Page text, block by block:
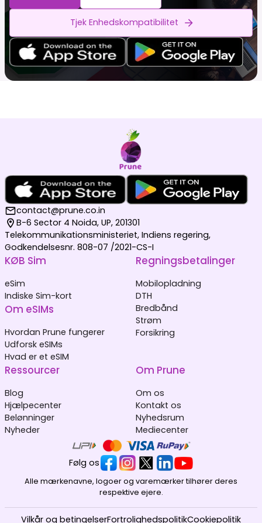
Tjek Enhedskompatibilitet
contact@prune.co.in
B-6 Sector 4 Noida, UP, 201301
Telekommunikationsministeriet, Indiens regering,
Godkendelsesnr. 808-07 /2021-CS-I
KØB Sim
eSim
Indiske Sim-kort
Om eSIMs
Hvordan Prune fungerer
Udforsk eSIMs
Hvad er et eSIM
Regningsbetalinger
Mobilopladning
DTH
Bredbånd
Strøm
Forsikring
Ressourcer
Blog
Hjælpecenter
Belønninger
Nyheder
Om Prune
Om os
Kontakt os
Nyhedsrum
Mediecenter
Følg os
Alle mærkenavne, logoer og varemærker tilhører deres
respektive ejere.
Vilkår og betingelserFortrolighedspolitikCookiepolitik